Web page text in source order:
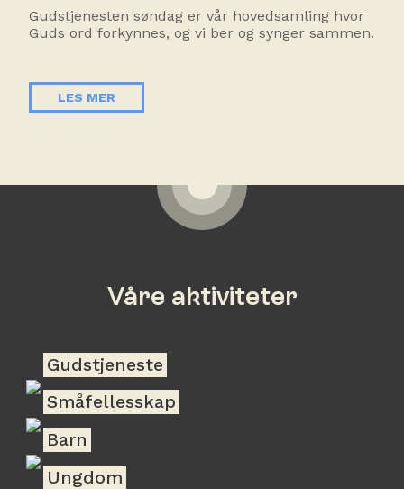
Gudstjenesten søndag er vår hovedsamling hvor
Guds ord forkynnes, og vi ber og synger sammen.
LES MER
Våre aktiviteter
Gudstjeneste
Småfellesskap
Barn
Ungdom